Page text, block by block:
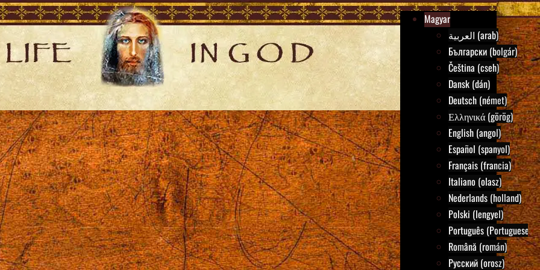
Magyar
العربية (arab)
Български (bolgár)
Čeština (cseh)
Dansk (dán)
Deutsch (német)
Ελληνικά (görög)
English (angol)
Español (spanyol)
Français (francia)
Italiano (olasz)
Nederlands (holland)
Polski (lengyel)
Português (Portuguese)
Română (román)
Русский (orosz)